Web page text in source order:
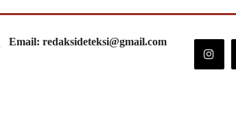
Email: redaksideteksi@gmail.com